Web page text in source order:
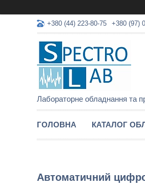
+380 (44) 223-80-75 +380 (97)
Лабораторне обладнання та
ГОЛОВНА КАТАЛОГ
Автоматичний